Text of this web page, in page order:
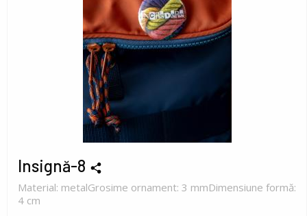
Insignă-8
Material: metalGrosime ornament: 3 mmDimensiune formă:
4 cm